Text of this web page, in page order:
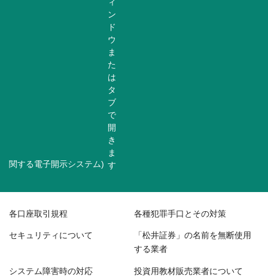
関する電子開示システム)
各口座取引規程 各種犯罪手口とその対策
セキュリティについて 「松井証券」の名前を無断使用
する業者
システム障害時の対応 投資用教材販売業者について